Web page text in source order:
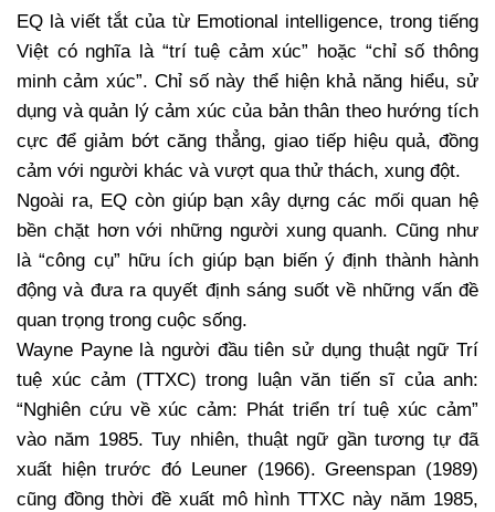
EQ là viết tắt của từ Emotional intelligence, trong tiếng
Việt có nghĩa là “trí tuệ cảm xúc” hoặc “chỉ số thông
minh cảm xúc”. Chỉ số này thể hiện khả năng hiểu, sử
dụng và quản lý cảm xúc của bản thân theo hướng tích
cực để giảm bớt căng thẳng, giao tiếp hiệu quả, đồng
cảm với người khác và vượt qua thử thách, xung đột.
Ngoài ra, EQ còn giúp bạn xây dựng các mối quan hệ
bền chặt hơn với những người xung quanh. Cũng như
là “công cụ” hữu ích giúp bạn biến ý định thành hành
động và đưa ra quyết định sáng suốt về những vấn đề
quan trọng trong cuộc sống.
Wayne Payne là người đầu tiên sử dụng thuật ngữ Trí
tuệ xúc cảm (TTXC) trong luận văn tiến sĩ của anh:
“Nghiên cứu về xúc cảm: Phát triển trí tuệ xúc cảm”
vào năm 1985. Tuy nhiên, thuật ngữ gần tương tự đã
xuất hiện trước đó Leuner (1966). Greenspan (1989)
cũng đồng thời đề xuất mô hình TTXC này năm 1985,